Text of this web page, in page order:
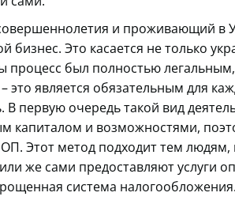
и проживающий в
бизнес. Это касается не только
процесс был полностью
это является обязательным для
В первую очередь такой вид
капиталом и возможностями,
Этот метод подходит тем
же сами предоставляют услуги
система налогообложения.